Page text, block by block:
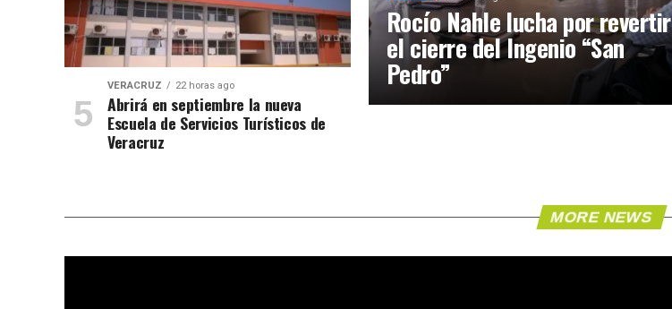
Rocío Nahle lucha por revertir
el cierre del Ingenio “San
Pedro”
VERACRUZ 22 horas ago
Abrirá en septiembre la nueva
Escuela de Servicios Turísticos de
Veracruz
MORE NEWS